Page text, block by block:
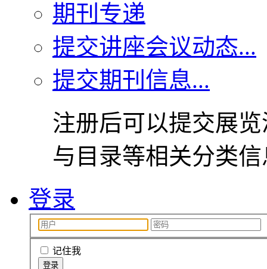
期刊专递
提交讲座会议动态...
提交期刊信息...
注册后可以提交展
与目录等相关分类
登录
记住我